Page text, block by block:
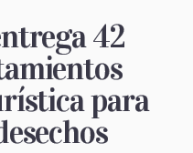
42
para